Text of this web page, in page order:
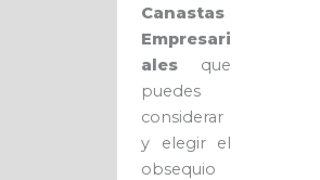
Canastas
Empresari
alesque
puedes
considerar
y elegir el
obsequio